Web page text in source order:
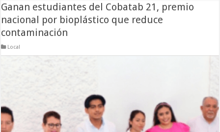
Ganan estudiantes del Cobatab 21, premio
nacional por bioplástico que reduce
contaminación
Local